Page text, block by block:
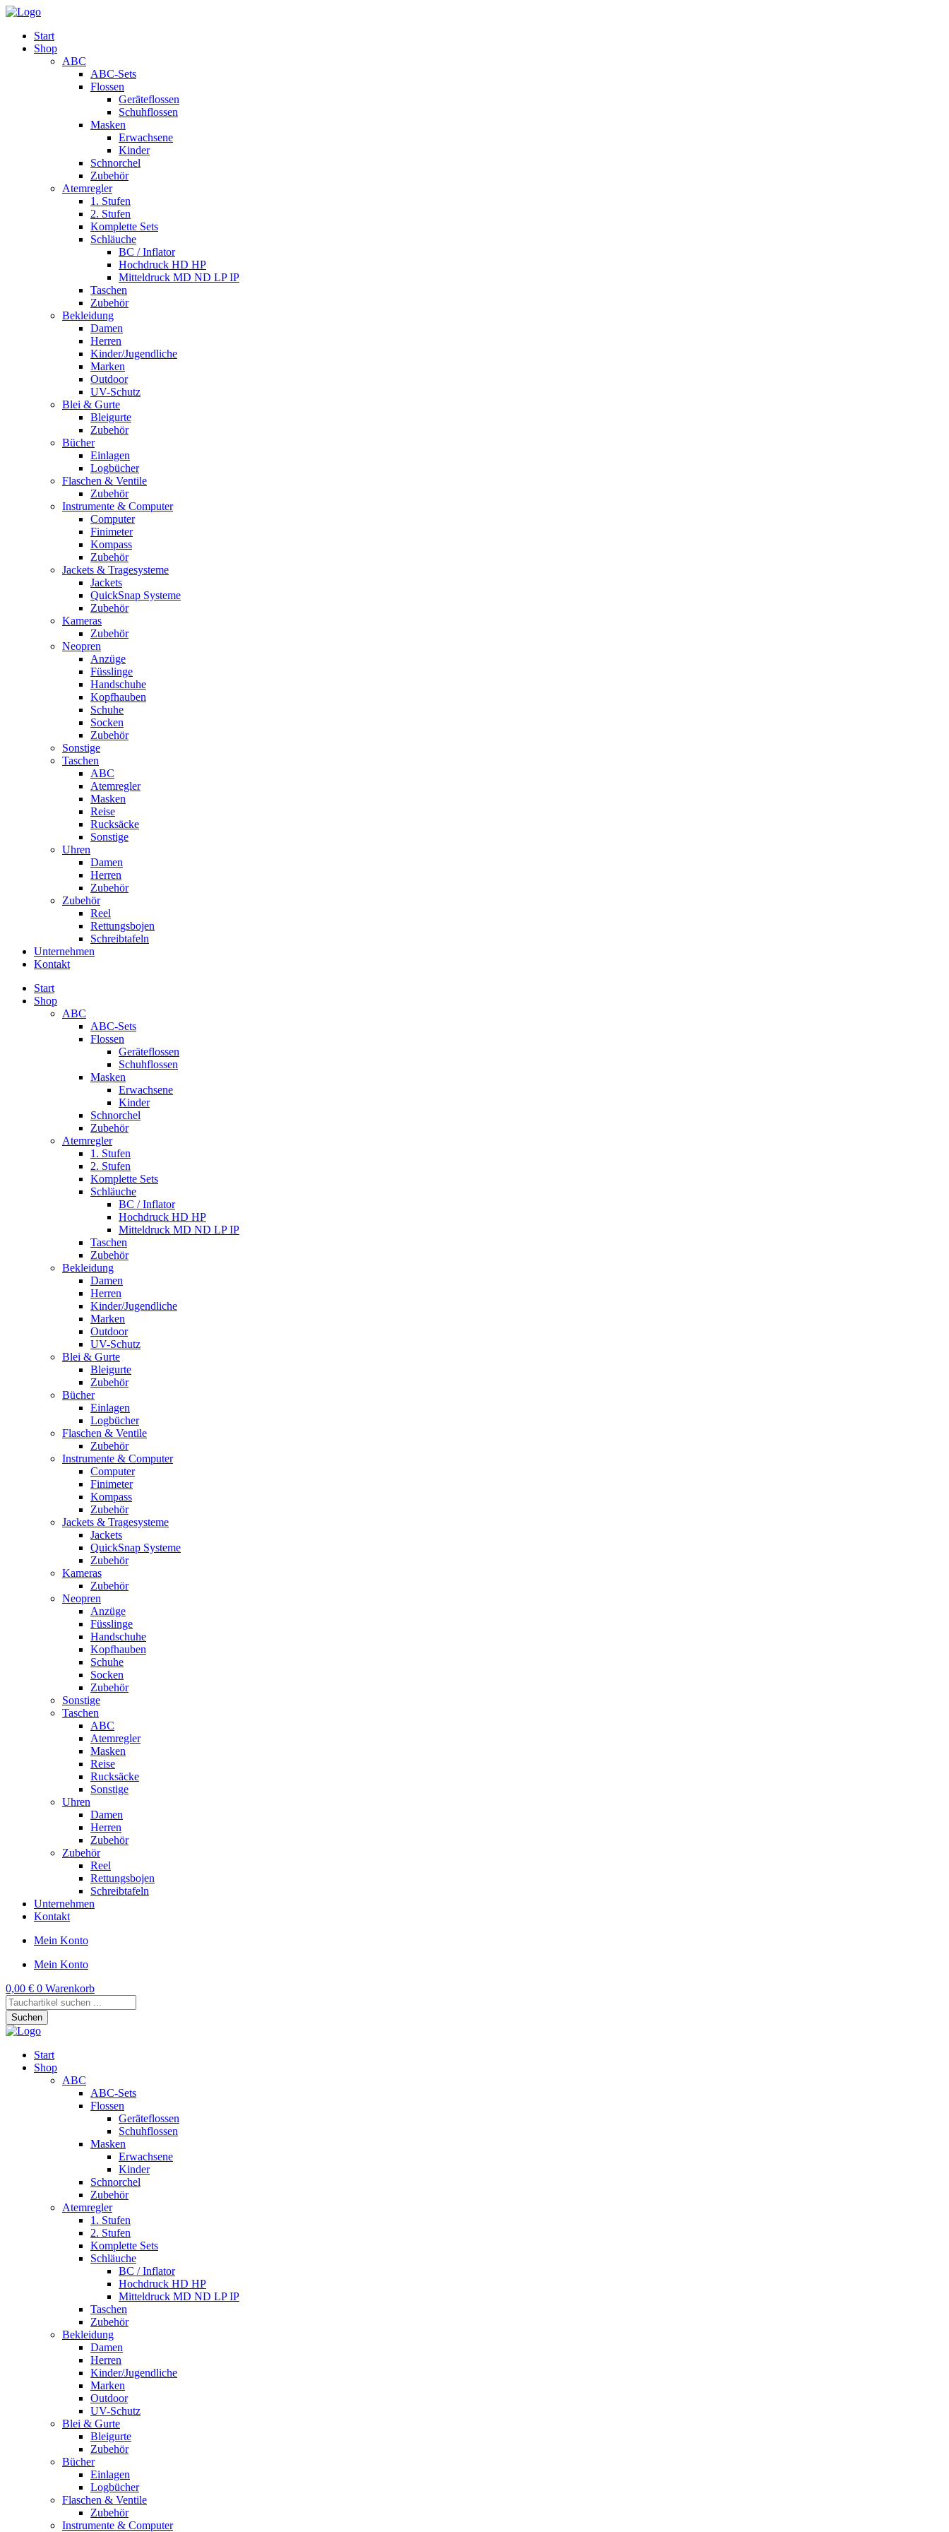
Start
Shop
ABC
ABC-Sets
Flossen
Geräteflossen
Schuhflossen
Masken
Erwachsene
Kinder
Schnorchel
Zubehör
Atemregler
1. Stufen
2. Stufen
Komplette Sets
Schläuche
BC / Inflator
Hochdruck HD HP
Mitteldruck MD ND LP IP
Taschen
Zubehör
Bekleidung
Damen
Herren
Kinder/Jugendliche
Marken
Outdoor
UV-Schutz
Blei & Gurte
Bleigurte
Zubehör
Bücher
Einlagen
Logbücher
Flaschen & Ventile
Zubehör
Instrumente & Computer
Computer
Finimeter
Kompass
Zubehör
Jackets & Tragesysteme
Jackets
QuickSnap Systeme
Zubehör
Kameras
Zubehör
Neopren
Anzüge
Füsslinge
Handschuhe
Kopfhauben
Schuhe
Socken
Zubehör
Sonstige
Taschen
ABC
Atemregler
Masken
Reise
Rucksäcke
Sonstige
Uhren
Damen
Herren
Zubehör
Zubehör
Reel
Rettungsbojen
Schreibtafeln
Unternehmen
Kontakt
Start
Shop
ABC
ABC-Sets
Flossen
Geräteflossen
Schuhflossen
Masken
Erwachsene
Kinder
Schnorchel
Zubehör
Atemregler
1. Stufen
2. Stufen
Komplette Sets
Schläuche
BC / Inflator
Hochdruck HD HP
Mitteldruck MD ND LP IP
Taschen
Zubehör
Bekleidung
Damen
Herren
Kinder/Jugendliche
Marken
Outdoor
UV-Schutz
Blei & Gurte
Bleigurte
Zubehör
Bücher
Einlagen
Logbücher
Flaschen & Ventile
Zubehör
Instrumente & Computer
Computer
Finimeter
Kompass
Zubehör
Jackets & Tragesysteme
Jackets
QuickSnap Systeme
Zubehör
Kameras
Zubehör
Neopren
Anzüge
Füsslinge
Handschuhe
Kopfhauben
Schuhe
Socken
Zubehör
Sonstige
Taschen
ABC
Atemregler
Masken
Reise
Rucksäcke
Sonstige
Uhren
Damen
Herren
Zubehör
Zubehör
Reel
Rettungsbojen
Schreibtafeln
Unternehmen
Kontakt
Mein Konto
Mein Konto
0,00 € 0 Warenkorb
Products
search
Suchen
Start
Shop
ABC
ABC-Sets
Flossen
Geräteflossen
Schuhflossen
Masken
Erwachsene
Kinder
Schnorchel
Zubehör
Atemregler
1. Stufen
2. Stufen
Komplette Sets
Schläuche
BC / Inflator
Hochdruck HD HP
Mitteldruck MD ND LP IP
Taschen
Zubehör
Bekleidung
Damen
Herren
Kinder/Jugendliche
Marken
Outdoor
UV-Schutz
Blei & Gurte
Bleigurte
Zubehör
Bücher
Einlagen
Logbücher
Flaschen & Ventile
Zubehör
Instrumente & Computer